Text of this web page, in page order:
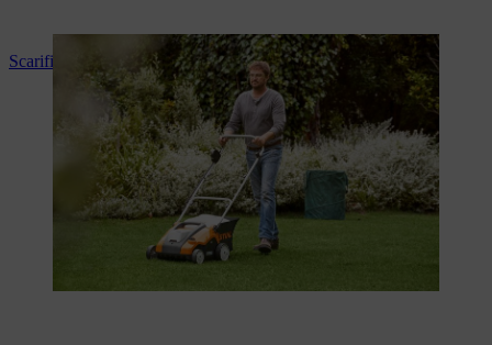
Scarifier le gazon (instructions vidéo)